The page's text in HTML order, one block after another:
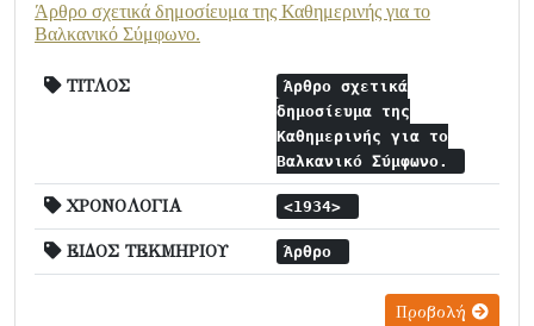
Άρθρο σχετικά δημοσίευμα της Καθημερινής για το
Βαλκανικό Σύμφωνο.
ΤΙΤΛΟΣ
Άρθρο σχετικά
δημοσίευμα της
Καθημερινής για το
Βαλκανικό Σύμφωνο.
ΧΡΟΝΟΛΟΓΙΑ <1934>
ΕΙΔΟΣ ΤΕΚΜΗΡΙΟΥ Άρθρο
Προβολή